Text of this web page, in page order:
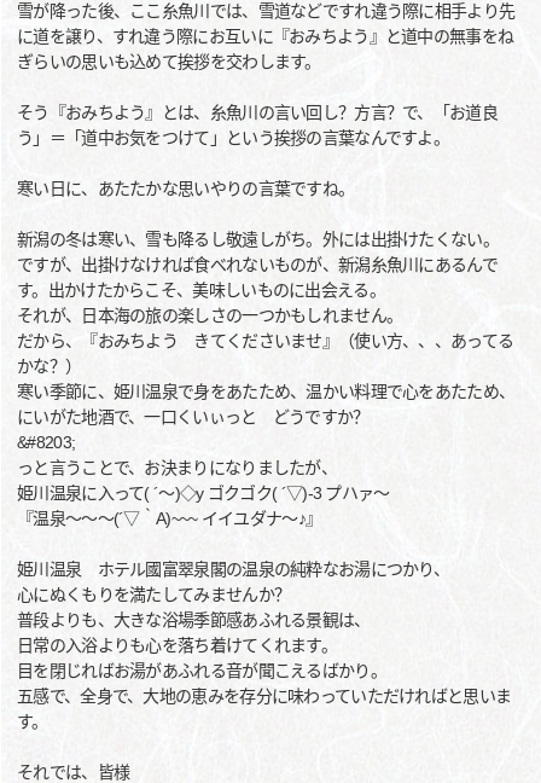
雪が降った後、ここ糸魚川では、雪道などですれ違う際に相手より先
に道を譲り、すれ違う際にお互いに『おみちよう』と道中の無事をね
ぎらいの思いも込めて挨拶を交わします。
そう『おみちよう』とは、糸魚川の言い回し？方言？で、「お道良
う」＝「道中お気をつけて」という挨拶の言葉なんですよ。
寒い日に、あたたかな思いやりの言葉ですね。
新潟の冬は寒い、雪も降るし敬遠しがち。外には出掛けたくない。
ですが、出掛けなければ食べれないものが、新潟糸魚川にあるんで
す。出かけたからこそ、美味しいものに出会える。
それが、日本海の旅の楽しさの一つかもしれません。
だから、『おみちよう きてくださいませ』（使い方、、、あってる
かな？）
寒い季節に、姫川温泉で身をあたため、温かい料理で心をあたため、
にいがた地酒で、一口くいぃっと どうですか？
&#8203;
っと言うことで、お決まりになりましたが、
姫川温泉に入って( ´～)◇y ゴクゴク( ´▽)-3 プハァ～
『温泉～～～(´▽｀A)~~~ イイユダナ～♪』
姫川温泉 ホテル國富翠泉閣の温泉の純粋なお湯につかり、
心にぬくもりを満たしてみませんか？
普段よりも、大きな浴場季節感あふれる景観は、
日常の入浴よりも心を落ち着けてくれます。
目を閉じればお湯があふれる音が聞こえるばかり。
五感で、全身で、大地の恵みを存分に味わっていただければと思いま
す。
それでは、皆様